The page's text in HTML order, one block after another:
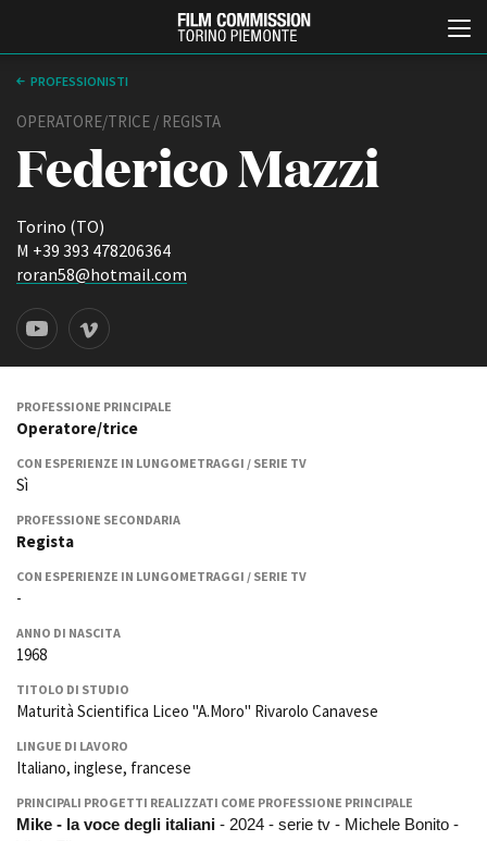
ABOUT
Storia della Fondazione
Contatti
La sede
Bilancio sociale
trasparente
Sostenibilità ambientale
SERVIZI
Servizi generali
Location scouting
Spazi nella sede FCTP
Sala Paolo Tenna
Open Day
Rotterdam
Biografilm Festival - Bio to B
Industry Days
PROFESSIONISTI
OPERATORE/TRICE / REGISTA
Federico Mazzi
Torino (TO)
M +39 393 478206364
roran58@hotmail.com
PROFESSIONE PRINCIPALE
Operatore/trice
CON ESPERIENZE IN LUNGOMETRAGGI / SERIE TV
Sì
PROFESSIONE SECONDARIA
Regista
CON ESPERIENZE IN LUNGOMETRAGGI / SERIE TV
-
ANNO DI NASCITA
1968
TITOLO DI STUDIO
Maturità Scientifica Liceo "A.Moro" Rivarolo Canavese
LINGUE DI LAVORO
Italiano, inglese, francese
PRINCIPALI PROGETTI REALIZZATI COME PROFESSIONE PRINCIPALE
Mike - la voce degli italiani - 2024 - serie tv - Michele Bonito -